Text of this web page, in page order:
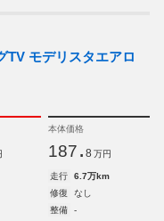
TV モデリスタエアロ
本体価格
187. 8 万円
走行
6.7万km
修復
なし
整備
-